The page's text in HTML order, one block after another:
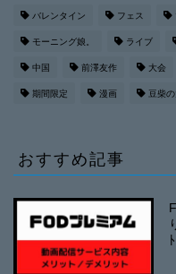
バレンタイン フェス
モーニング娘。 ライブ
中国 前澤友作 大会
期間限定 漫画 豆柴
おすすめ記事